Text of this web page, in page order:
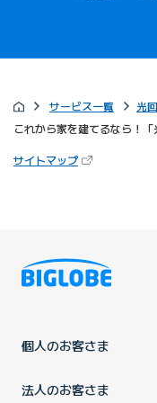
サービス一覧 光
これから家を建てるなら！
サイトマップ（新しいタブで
個人のお客さま
法人のお客さま